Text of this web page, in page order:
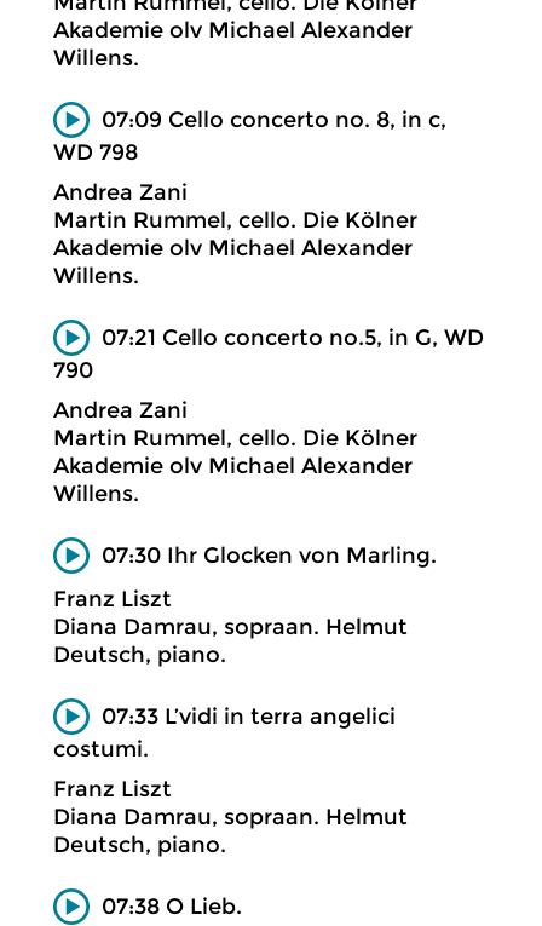
Akademie olv Michael Alexander
Willens.
07:09 Cello concerto no. 8, in c,
WD 798
Andrea Zani
Martin Rummel, cello. Die Kölner
Akademie olv Michael Alexander
Willens.
07:21 Cello concerto no.5, in G, WD
790
Andrea Zani
Martin Rummel, cello. Die Kölner
Akademie olv Michael Alexander
Willens.
07:30 Ihr Glocken von Marling.
Franz Liszt
Diana Damrau, sopraan. Helmut
Deutsch, piano.
07:33 L’vidi in terra angelici
costumi.
Franz Liszt
Diana Damrau, sopraan. Helmut
Deutsch, piano.
07:38 O Lieb.